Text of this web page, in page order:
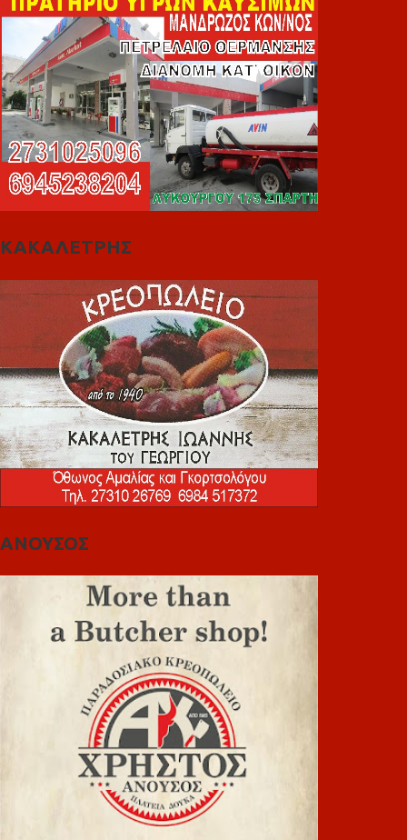
ΚΑΚΑΛΕΤΡΗΣ
ΑΝΟΥΣΟΣ